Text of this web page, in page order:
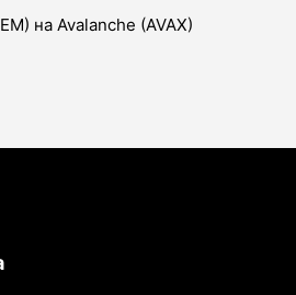
на Avalanche (AVAX)